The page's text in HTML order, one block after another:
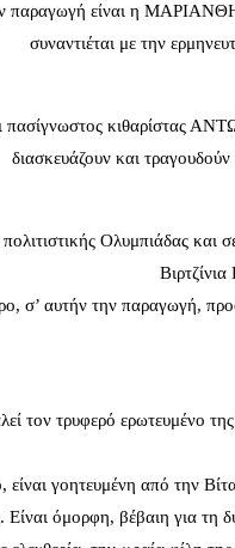
είναι η
συναντιέται με την
πασίγνωστος κιθαρίστας
διασκευάζουν και
Ολυμπιάδας και
σ’ αυτήν την παραγωγή,
τον τρυφερό ερωτευμένο
γοητευμένη από την
όμορφη, βέβαιη για